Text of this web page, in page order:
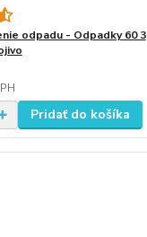
odpadu - Odpadky 60 3
Pridať do košíka